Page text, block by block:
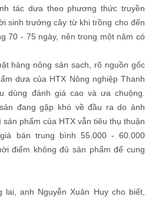
tác dưa theo phương thức truyền
sinh trưởng cây từ khi trồng cho đến
70 - 75 ngày, nên trong một năm có
hàng nông sản sạch, rõ nguồn gốc
dưa của HTX Nông nghiệp Thanh
dùng đánh giá cao và ưa chuộng.
đang gặp khó về đầu ra do ảnh
phẩm của HTX vẫn tiêu thụ thuận
bán trung bình 55.000 - 60.000
điểm không đủ sản phẩm để cung
anh Nguyễn Xuân Huy cho biết,